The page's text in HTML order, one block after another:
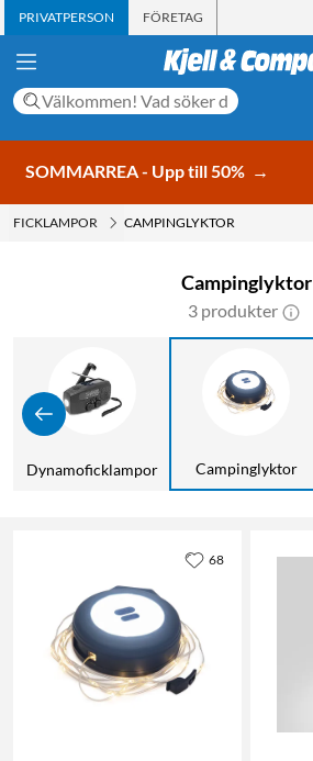
PRIVATPERSON FÖRETAG
SOMMARREA - Upp till 50% →
FICKLAMPOR CAMPINGLYKTOR
Campinglyktor
3 produkter
Dynamoficklampor Campinglyktor
68